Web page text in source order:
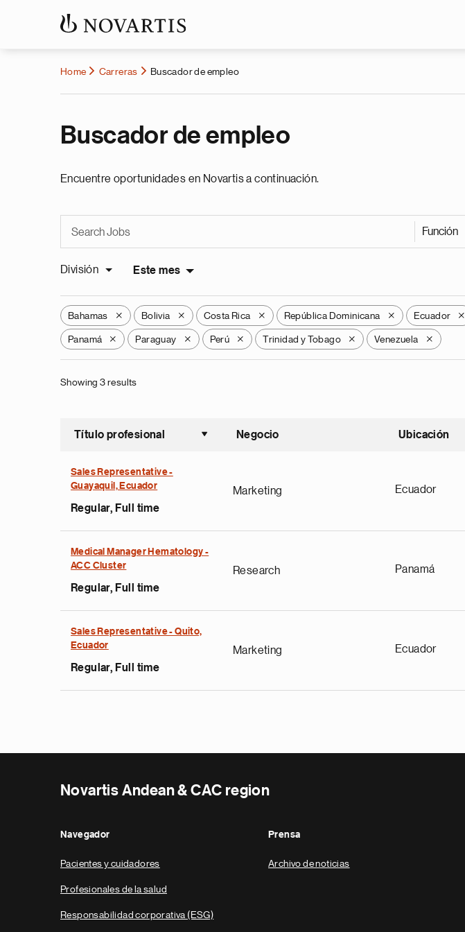
Home Carreras Buscador de empleo
Buscador de empleo
Encuentre oportunidades en Novartis a continuación.
Función
División Este mes
Bahamas X Bolivia X Costa Rica X República Dominicana X Ecuador X
Panamá X Paraguay X Perú X Trinidad y Tobago X Venezuela X
Showing 3 results
Título profesional
Ordenar ascendente
Negocio Ubicación
Sales Representative -
Guayaquil, Ecuador
Regular, Full time
Marketing Ecuador
Medical Manager Hematology -
ACC Cluster
Regular, Full time
Research Panamá
Sales Representative - Quito,
Ecuador
Regular, Full time
Marketing Ecuador
Novartis Andean & CAC region
Navegador
Pacientes y cuidadores
Profesionales de la salud
Responsabilidad corporativa (ESG)
Prensa
Archivo de noticias